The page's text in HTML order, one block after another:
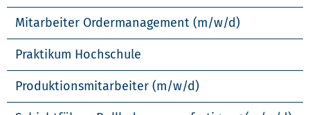
Mitarbeiter Ordermanagement (m/w/d)
Praktikum Hochschule
Produktionsmitarbeiter (m/w/d)